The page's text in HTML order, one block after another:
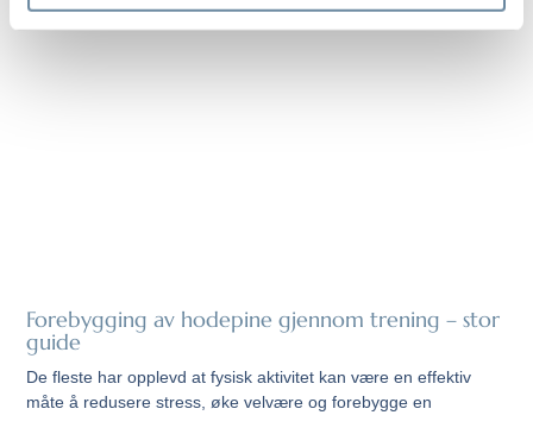
Forebygging av hodepine gjennom trening – stor
guide
De fleste har opplevd at fysisk aktivitet kan være en effektiv
måte å redusere stress, øke velvære og forebygge en